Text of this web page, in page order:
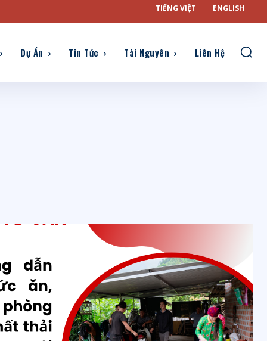
TIẾNG VIỆT ENGLISH
Dự Án Tin Tức Tài Nguyên Liên Hệ